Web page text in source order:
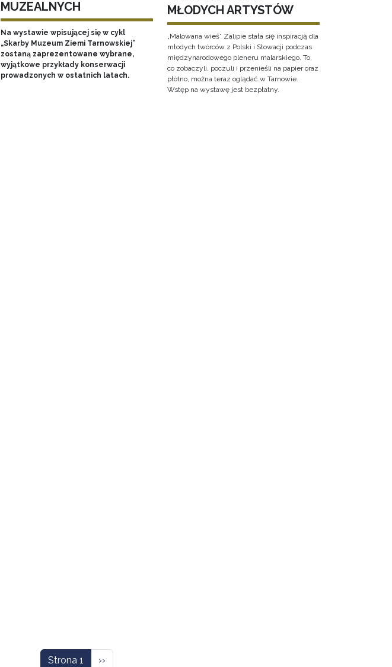
MUZEALNYCH
Na wystawie wpisującej się w cykl
„Skarby Muzeum Ziemi Tarnowskiej”
zostaną zaprezentowane wybrane,
wyjątkowe przykłady konserwacji
prowadzonych w ostatnich latach.
MŁODYCH ARTYSTÓW
„Malowana wieś” Zalipie stała się inspiracją dla
młodych twórców z Polski i Słowacji podczas
międzynarodowego pleneru malarskiego. To,
co zobaczyli, poczuli i przenieśli na papier oraz
płótno, można teraz oglądać w Tarnowie.
Wstęp na wystawę jest bezpłatny.
Strona 1 Następna strona
››